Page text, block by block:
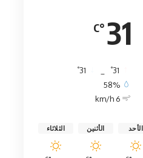
31
°C
31
°
31
°
58%
6 km/h
الأحد الأثنين الثلاثاء